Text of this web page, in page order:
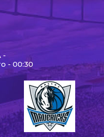
-
- 00:30